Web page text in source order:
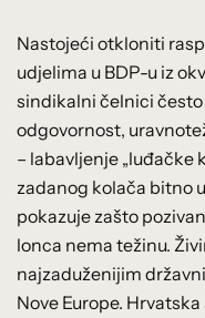
Nastojeći otkloniti
udjelima u BDP-u iz
sindikalni čelnici
odgovornost,
– labavljenje „luđačke
zadanog kolača bitno
pokazuje zašto
lonca nema težinu.
najzaduženijim
Nove Europe.